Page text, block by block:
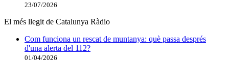
23/07/2026
El més llegit de Catalunya Ràdio
Com funciona un rescat de muntanya: què passa després
d'una alerta del 112?
01/04/2026